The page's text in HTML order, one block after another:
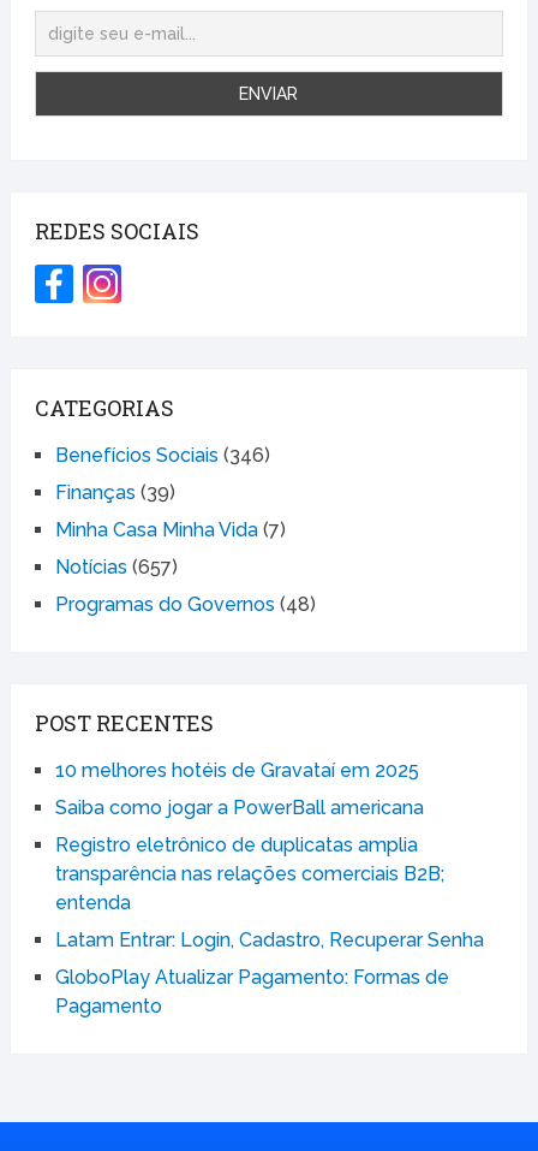
REDES SOCIAIS
CATEGORIAS
Benefícios Sociais (346)
Finanças (39)
Minha Casa Minha Vida(7)
Notícias (657)
Programas do Governos (48)
POST RECENTES
10 melhores hotéis de Gravataí em 2025
Saiba como jogar a PowerBall americana
Registro eletrônico de duplicatas amplia
transparência nas relações comerciais B2B;
entenda
Latam Entrar: Login, Cadastro, Recuperar Senha
GloboPlay Atualizar Pagamento: Formas de
Pagamento